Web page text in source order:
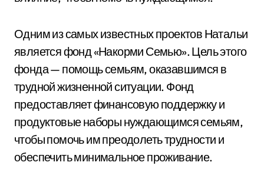
Одним из самых известных проектов Натальи
является фонд «Накорми Семью». Цель этого
фонда — помощь семьям, оказавшимся в
трудной жизненной ситуации. Фонд
предоставляет финансовую поддержку и
продуктовые наборы нуждающимся семьям,
чтобы помочь им преодолеть трудности и
обеспечить минимальное проживание.